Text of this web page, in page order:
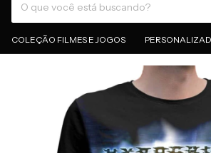
COLEÇÃO FILMES E JOGOS